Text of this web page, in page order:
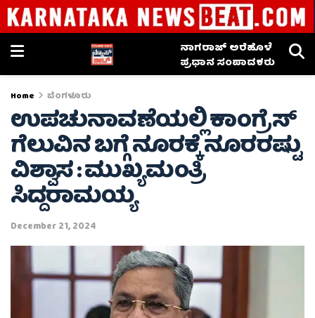
ನಾಗರಾಜ್ ಅರೆಹೊಳೆ
ಪ್ರಧಾನ ಸಂಪಾದಕರು
Home ಬೆಂಗಳೂರು
ಉಪಚುನಾವಣೆಯಲ್ಲಿ ಕಾಂಗ್ರೆಸ್
ಗೆಲುವಿನ ಬಗ್ಗೆ ನೂರಕ್ಕೆ ನೂರರಷ್ಟು
ವಿಶ್ವಾಸ : ಮುಖ್ಯಮಂತ್ರಿ
ಸಿದ್ದರಾಮಯ್ಯ
December 21, 2024